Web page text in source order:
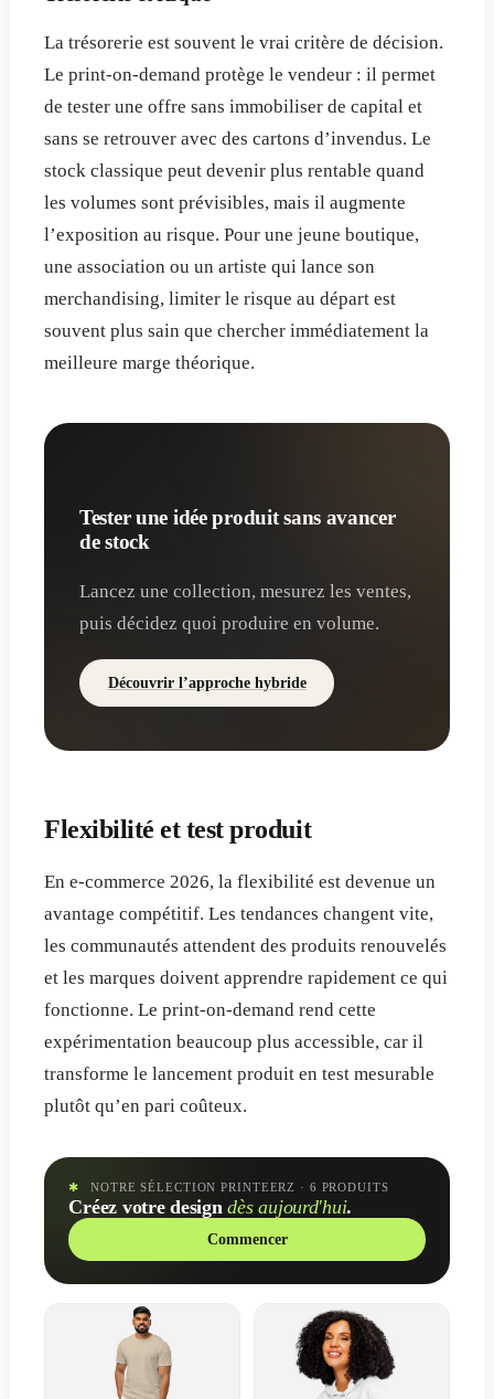
La trésorerie est souvent le vrai critère de décision.
Le print-on-demand protège le vendeur : il permet
de tester une offre sans immobiliser de capital et
sans se retrouver avec des cartons d’invendus. Le
stock classique peut devenir plus rentable quand
les volumes sont prévisibles, mais il augmente
l’exposition au risque. Pour une jeune boutique,
une association ou un artiste qui lance son
merchandising, limiter le risque au départ est
souvent plus sain que chercher immédiatement la
meilleure marge théorique.
Tester une idée produit sans avancer
de stock
Lancez une collection, mesurez les ventes,
puis décidez quoi produire en volume.
Découvrir l’approche hybride
Flexibilité et test produit
En e-commerce 2026, la flexibilité est devenue un
avantage compétitif. Les tendances changent vite,
les communautés attendent des produits renouvelés
et les marques doivent apprendre rapidement ce qui
fonctionne. Le print-on-demand rend cette
expérimentation beaucoup plus accessible, car il
transforme le lancement produit en test mesurable
plutôt qu’en pari coûteux.
✱ NOTRE SÉLECTION PRINTEERZ · 6 PRODUITS
Créez votre designdès aujourd'hui.
Commencer